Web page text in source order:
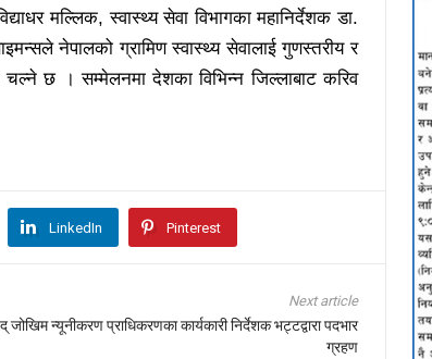
मल्लिक, स्वास्थ्य सेवा विभागका महानिर्देशक डा.
नेपालको ग्रामिण स्वास्थ्य सेवालाई गुणस्तरीय र
छ । सम्मेलनमा देशका विभिन्न जिल्लाबाट करिव
LinkedIn Pinterest
Next article
जोखिम न्यूनीकरण प्राधिकरणका कार्यकारी निर्देशक भट्टद्वारा पदभार
ग्रहण